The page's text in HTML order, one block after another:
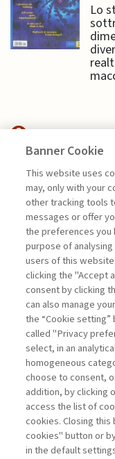
Lo
UN
di
La consultazione
agli abbonati
Legenda: Accedi
Contatti
Banner Cookie
This website uses
may, only with your
other tracking tools
messages or offer
the preferences
purpose of
users of this
clicking the "Accept
consent by clicking
can also manage
the “Cookie
called "Privacy
select, in an
homogeneous
choose to consent,
addition, by clicking
access the list of
cookies. Closing
cookies" button or
in the default